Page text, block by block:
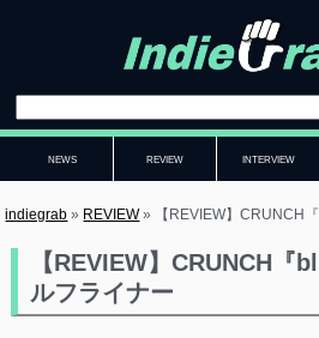
NEWS REVIEW INTERVIEW
indiegrab » REVIEW» 【REVIEW】CRUNCH
【REVIEW】CRUNCH
ルフライナー